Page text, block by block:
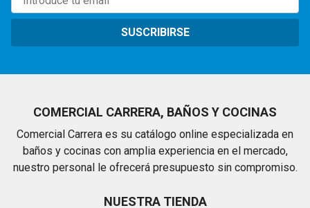
SUSCRIBIRSE
COMERCIAL CARRERA, BAÑOS Y COCINAS
Comercial Carrera es su catálogo online especializada en
baños y cocinas con amplia experiencia en el mercado,
nuestro personal le ofrecerá presupuesto sin compromiso.
NUESTRA TIENDA